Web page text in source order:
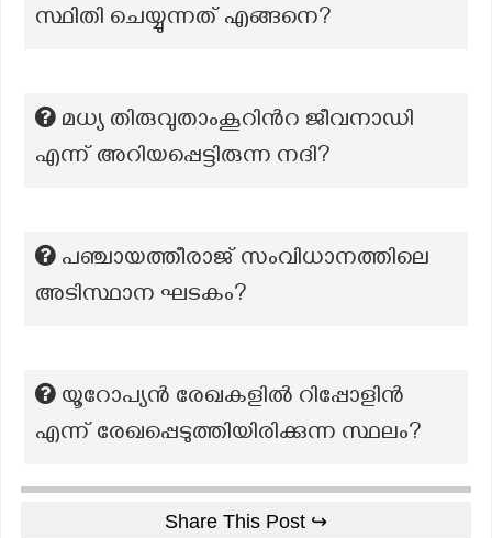
സ്ഥിതി ചെയ്യുന്നത് എങ്ങനെ?
മധ്യ തിരുവുതാംകൂറിന്‍റ ജീവനാഡി
എന്ന് അറിയപ്പെട്ടിരുന്ന നദി?
പഞ്ചായത്തീരാജ് സംവിധാനത്തിലെ
അടിസ്ഥാന ഘടകം?
യൂറോപ്യൻ രേഖകളിൽ റിപ്പോളിൻ
എന്ന് രേഖപ്പെടുത്തിയിരിക്കുന്ന സ്ഥലം?
Share This Post ↪